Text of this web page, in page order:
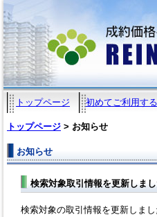
トップページ 初めてご利用す
トップページ > お知らせ
お知らせ
検索対象取引情報を更新しまし
検索対象の取引情報を更新しまし